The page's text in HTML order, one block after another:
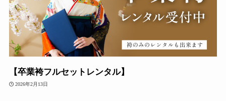
【卒業袴フルセットレンタル】
2026年2月13日